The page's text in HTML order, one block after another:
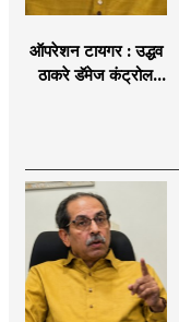
ऑपरेशन टायगर : उद्धव
ठाकरे डॅमेज कंट्रोल
शिंदेंकडे जाण्याच्या चर्चा
सुरू